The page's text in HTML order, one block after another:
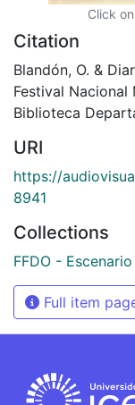
Click
Citation
Blandón, O. &
Festival Nacional
Biblioteca
URI
https://
8941
Collections
FFDO -
Full item